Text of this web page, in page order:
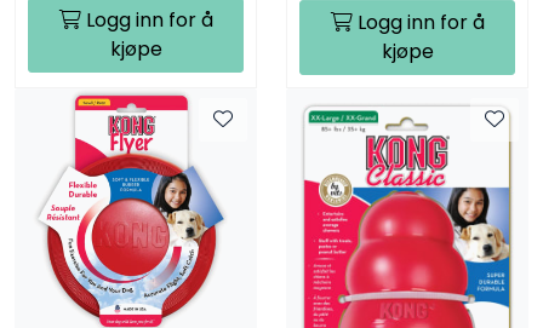
Logg inn for å
kjøpe
Logg inn for å
kjøpe